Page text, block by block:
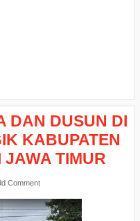
DAN DUSUN DI
KABUPATEN
JAWA TIMUR
Comment